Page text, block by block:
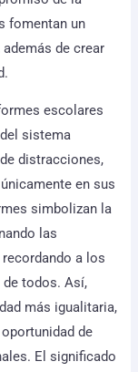
fomentan un
de crear
escolares
sistema
distracciones,
en sus
simbolizan la
las
a los
todos. Así,
más igualitaria,
de
El significado